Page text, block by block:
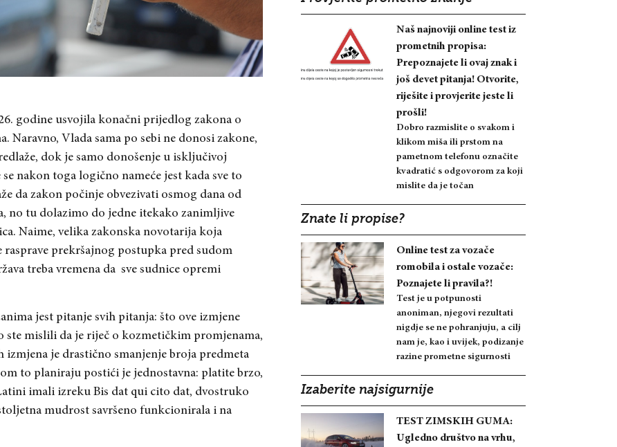
godine usvojila konačni prijedlog zakona o
Naravno, Vlada sama po sebi ne donosi zakone,
dok je samo donošenje u isključivoj
nakon toga logično nameće jest kada sve to
da zakon počinje obvezivati osmog dana od
no tu dolazimo do jedne itekako zanimljive
Naime, velika zakonska novotarija koja
prekršajnog postupka pred sudom
treba vremena da sve sudnice opremi
jest pitanje svih pitanja: što ove izmjene
ste mislili da je riječ o kozmetičkim promjenama,
je drastično smanjenje broja predmeta
to planiraju postići je jednostavna: platite brzo,
imali izreku Bis dat qui cito dat, dvostruko
mudrost savršeno funkcionirala i na
Naš najnoviji online test iz
prometnih propisa:
Prepoznajete li ovaj znak i
još devet pitanja! Otvorite,
riješite i provjerite jeste li
prošli!
Dobro razmislite o svakom i
klikom miša ili prstom na
pametnom telefonu označite
kvadratić s odgovorom za koji
mislite da je točan
Znate li propise?
Online test za vozače
romobila i ostale vozače:
Poznajete li pravila?!
Test je u potpunosti
anoniman, njegovi rezultati
nigdje se ne pohranjuju, a cilj
nam je, kao i uvijek, podizanje
razine prometne sigurnosti
Izaberite najsigurnije
TEST ZIMSKIH GUMA:
Ugledno društvo na vrhu,